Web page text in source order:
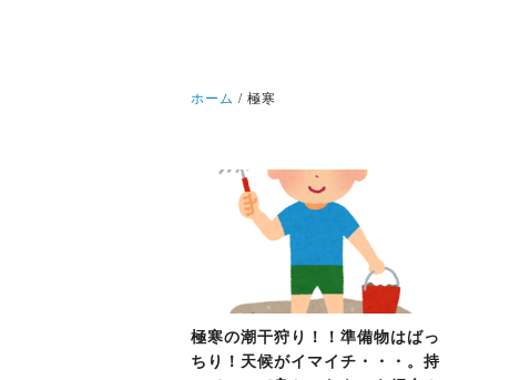
ホーム 極寒
極寒の潮干狩り！！準備物はばっ
ちり！天候がイマイチ・・・。持